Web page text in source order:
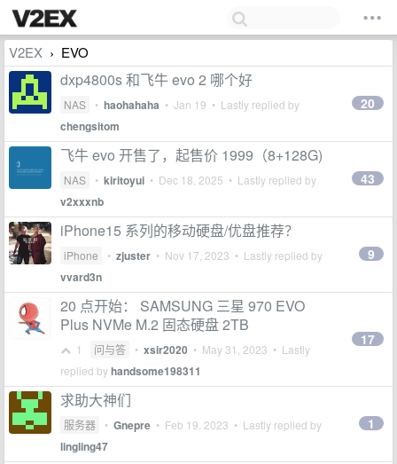
V2EX › EVO
dxp4800s 和飞牛 evo 2 哪个好
NAS • haohahaha • Jan 19 • Lastly replied by
chengsitom
20
飞牛 evo 开售了，起售价 1999（8+128G)
NAS • kiritoyui • Dec 18, 2025 • Lastly replied by
v2xxxnb
43
iPhone15 系列的移动硬盘/优盘推荐？
iPhone • zjuster • Nov 17, 2023 • Lastly replied by
vvard3n
9
20 点开始： SAMSUNG 三星 970 EVO
Plus NVMe M.2 固态硬盘 2TB
1 问与答 • xsir2020 • May 31, 2023 • Lastly
replied byhandsome198311
17
求助大神们
服务器 • Gnepre • Feb 19, 2023 • Lastly replied by
lingling47
1